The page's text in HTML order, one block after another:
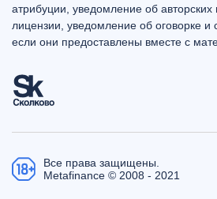
атрибуции, уведомление об авторских
лицензии, уведомление об оговорке и
если они предоставлены вместе с
Все права защищены.
Metafinance © 2008 - 2021